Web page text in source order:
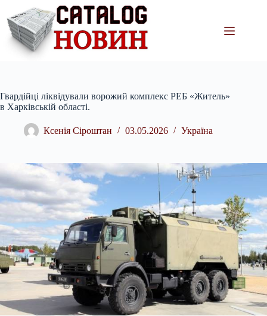
вмісту
Гвардійці ліквідували ворожий комплекс РЕБ «Житель»
в Харківській області.
Ксенія Сіроштан 03.05.2026 Україна